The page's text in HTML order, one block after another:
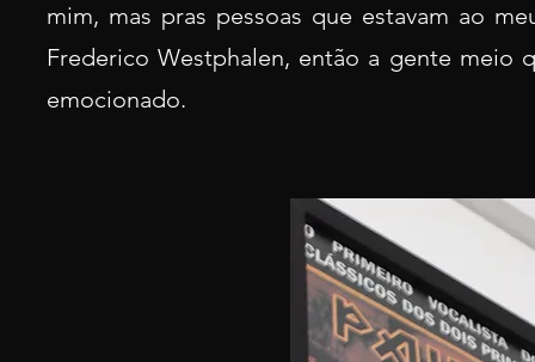
mim, mas pras pessoas que estavam ao
Frederico Westphalen, então a gente meio
emocionado.